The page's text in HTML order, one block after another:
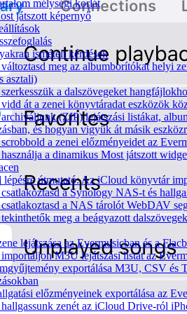
mélységi korlát
játszott képernyő
ismételt kérdések
meg az albumborítókat helyi
asztali)
a dalszövegeket
át a zenei könyvtáradat eszközök
(ZIP) lejátszási listákat,
és hogyan vigyük át másik
a zenei előzményeidet az
a dinamikus Most játszott
lépésre útmutató: Az iCloud könyvtár
a Synology NAS-t és
a NAS tárolót WebDAV
meg a beágyazott
lejátszása az Evermusicban és a
M3U lejátszási listát az
exportálása M3U, CSV és
előzményeinek exportálása az
zenét az iCloud Drive-ról